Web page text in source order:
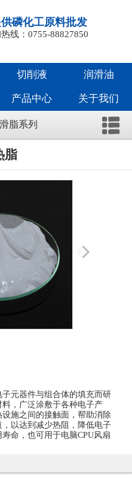
磷化工原料批发
线：0755-88827850
切削液 润滑油
产品中心 关于我们
脂系列
脂
元器件与组合体的填充而研
，广泛涂敷于各种电子产
施之间的接触面，帮助消除
以达到减少热阻，降低电子
命，也可用于电脑CPU风扇